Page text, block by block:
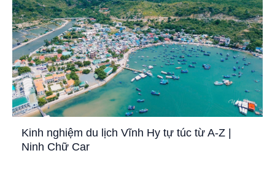
Kinh nghiệm du lịch Vĩnh Hy tự túc từ A-Z |
Ninh Chữ Car